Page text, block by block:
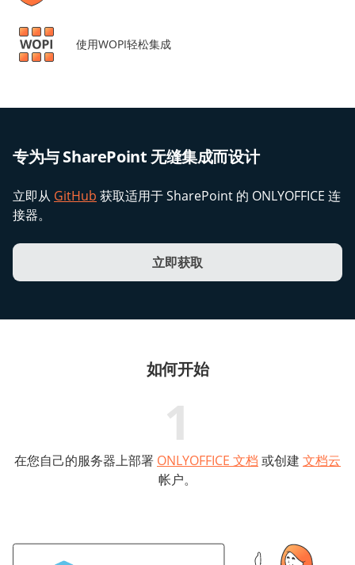
使用WOPI轻松集成
专为与 SharePoint 无缝集成而设计
立即从 GitHub 获取适用于 SharePoint 的 ONLYOFFICE 连
接器。
立即获取
如何开始
1
在您自己的服务器上部署 ONLYOFFICE 文档 或创建 文档云
帐户。